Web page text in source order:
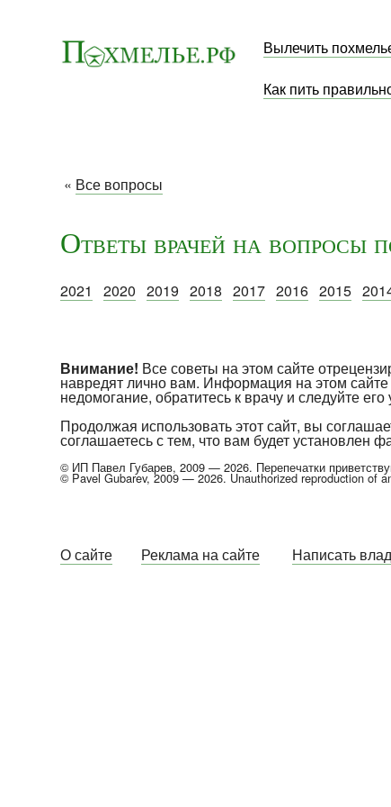
Вылечить
Как пить
« Все вопросы
Ответы врачей на вопросы
2021 2020 2019 2018 2017 2016 2015
Внимание! Все советы на этом сайте
навредят лично вам. Информация на этом
недомогание, обратитесь к врачу и следуйте
Продолжая использовать этот сайт, вы
соглашаетесь с тем, что вам будет установлен
© ИП Павел Губарев, 2009 — 2026. Перепечатки
© Pavel Gubarev, 2009 — 2026. Unauthorized reproduction of
О сайте Реклама на сайте Написать